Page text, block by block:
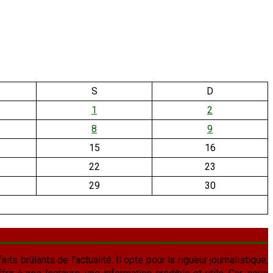
S
D
1
2
8
9
15
16
22
23
29
30
brûlants de l'actualité. Il opte pour la rigueur journalistique,